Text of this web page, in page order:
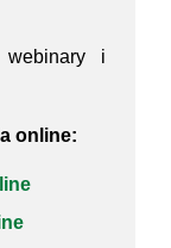
i
online: